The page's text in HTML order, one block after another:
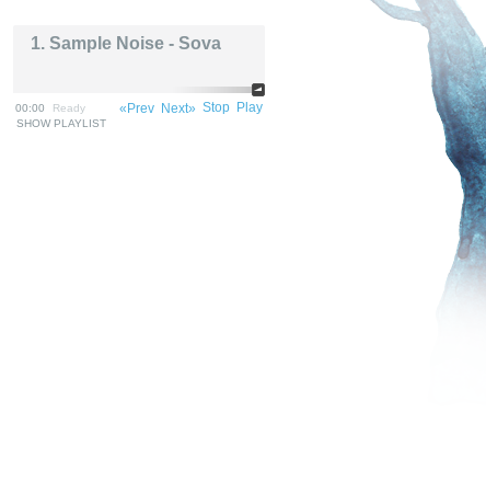
1. Sample Noise - Sova
00:00 Ready Play
Stop
Next»
«Prev
SHOW PLAYLIST